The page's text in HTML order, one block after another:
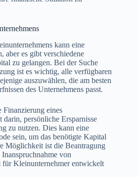
kann eine
aber es gibt verschiedene
zu gelangen. Bei der Suche
ist es wichtig, alle verfügbaren
auszuwählen, die am besten
des Unternehmens passt.
eines
darin, persönliche Ersparnisse
zu nutzen. Dies kann eine
sein, um das benötigte Kapital
Möglichkeit ist die Beantragung
von
Kleinunternehmer entwickelt